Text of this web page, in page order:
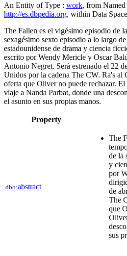
An Entity of Type : work, from
http://es.dbpedia.org, within Data
The Fallen​ es el vigésimo episodio de
sexagésimo sexto episodio a lo largo
estadounidense de drama y ciencia
escrito por Wendy Mericle y Oscar
Antonio Negret. Será estrenado el 22
Unidos por la cadena The CW.​ Ra's al
oferta que Oliver no puede rechazar.
viaje a Nanda Parbat, donde una
el asunto en sus propias manos.
Property
dbo:abstract
The
de la
y
por
de
The
que
sus